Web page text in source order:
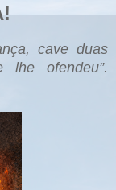
cave duas
ofendeu”.